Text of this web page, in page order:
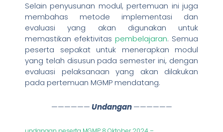
Selain penyusunan modul, pertemuan ini juga
membahas metode implementasi dan
evaluasi yang akan digunakan untuk
memastikan efektivitas pembelajaran. Semua
peserta sepakat untuk menerapkan modul
yang telah disusun pada semester ini, dengan
evaluasi pelaksanaan yang akan dilakukan
pada pertemuan MGMP mendatang.
——————Undangan——————